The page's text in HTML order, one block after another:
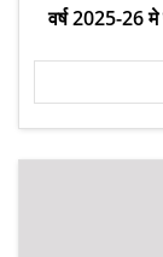
वर्ष 2025-26 मे